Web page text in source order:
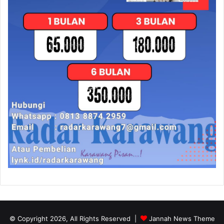
© Copyright 2026, All Rights Reserved | Jannah News Theme